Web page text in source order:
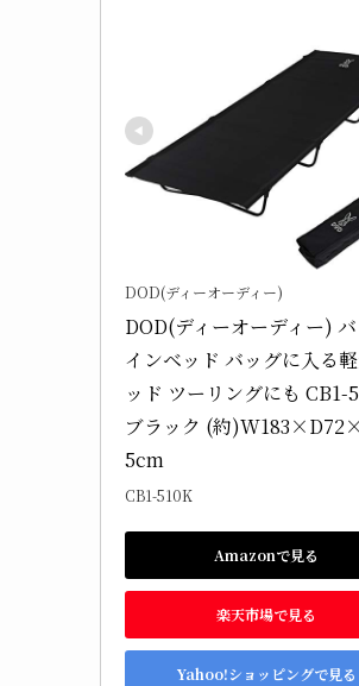
DOD(ディーオーディー)
DOD(ディーオーディー)
インベッド バッグに入る
ッド ツーリングにも CB1-
ブラック (約
5cm
CB1-510K
Amazonで見る
楽天市場で見る
Yahoo!ショッピングで見る